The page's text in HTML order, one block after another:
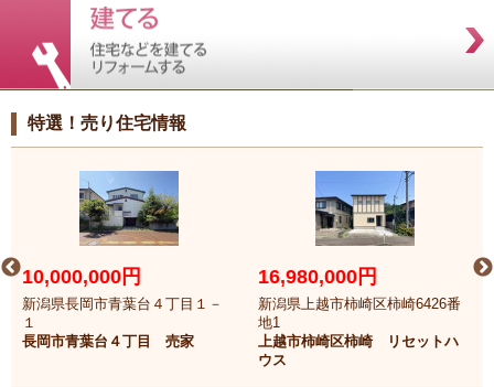
特選！売り住宅情報
10,000,000円
新潟県長岡市青葉台４丁目１－
１
長岡市青葉台４丁目 売家
16,980,000円
新潟県上越市柿崎区柿崎6426番
地1
上越市柿崎区柿崎 リセットハ
ウス